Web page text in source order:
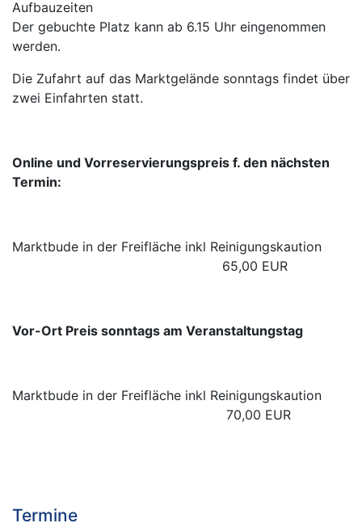
Aufbauzeiten
Der gebuchte Platz kann ab 6.15 Uhr eingenommen
werden.
Die Zufahrt auf das Marktgelände sonntags findet über
zwei Einfahrten statt.
Online und Vorreservierungspreis f. den nächsten
Termin:
Marktbude in der Freifläche inkl Reinigungskaution
65,00 EUR
Vor-Ort Preis sonntags am Veranstaltungstag
Marktbude in der Freifläche inkl Reinigungskaution
70,00 EUR
Termine